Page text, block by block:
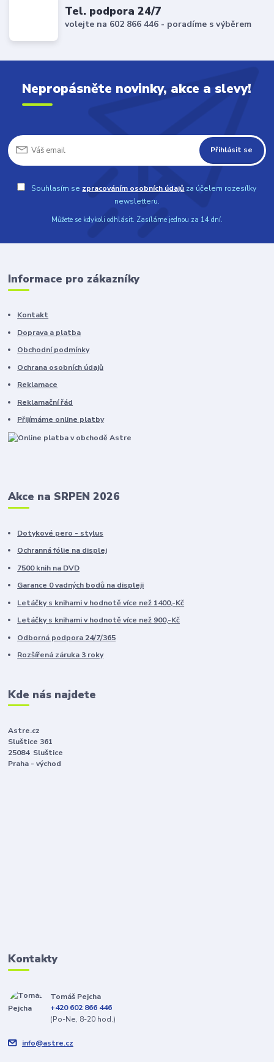
Tel. podpora 24/7
volejte na 602 866 446 - poradíme s výběrem
Nepropásněte novinky, akce a slevy!
Přihlásit se
Souhlasím se zpracováním osobních údajů za účelem rozesílky
newsletteru.
Můžete se kdykoli odhlásit. Zasíláme jednou za 14 dní.
Informace pro zákazníky
Kontakt
Doprava a platba
Obchodní podmínky
Ochrana osobních údajů
Reklamace
Reklamační řád
Přijímáme online platby
Akce na SRPEN 2026
Dotykové pero - stylus
Ochranná fólie na displej
7500 knih na DVD
Garance 0 vadných bodů na displeji
Letáčky s knihami v hodnotě více než 1400,-Kč
Letáčky s knihami v hodnotě více než 900,-Kč
Odborná podpora 24/7/365
Rozšířená záruka 3 roky
Kde nás najdete
Astre.cz
Sluštice 361
25084 Sluštice
Praha - východ
Kontakty
Tomáš Pejcha
+420 602 866 446
(Po-Ne, 8-20 hod.)
info@astre.cz